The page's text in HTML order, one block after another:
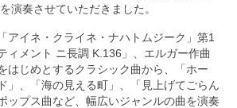
演奏させていただきました。
アイネ・クライネ・ナハトムジーク」第1
ィメント ニ長調 K.136」、エルガー作曲
はじめとするクラシック曲から、「ホー
」、「海の見える町」、「見上げてごらん
ップス曲など、幅広いジャンルの曲を演奏